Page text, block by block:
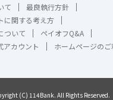
続をスムーズに
進めるための
て
最良執行方針
に関する考え方
ついて
ペイオフQ&A
アカウント
ホームページの
(C) 114Bank. All Rights Reserved.